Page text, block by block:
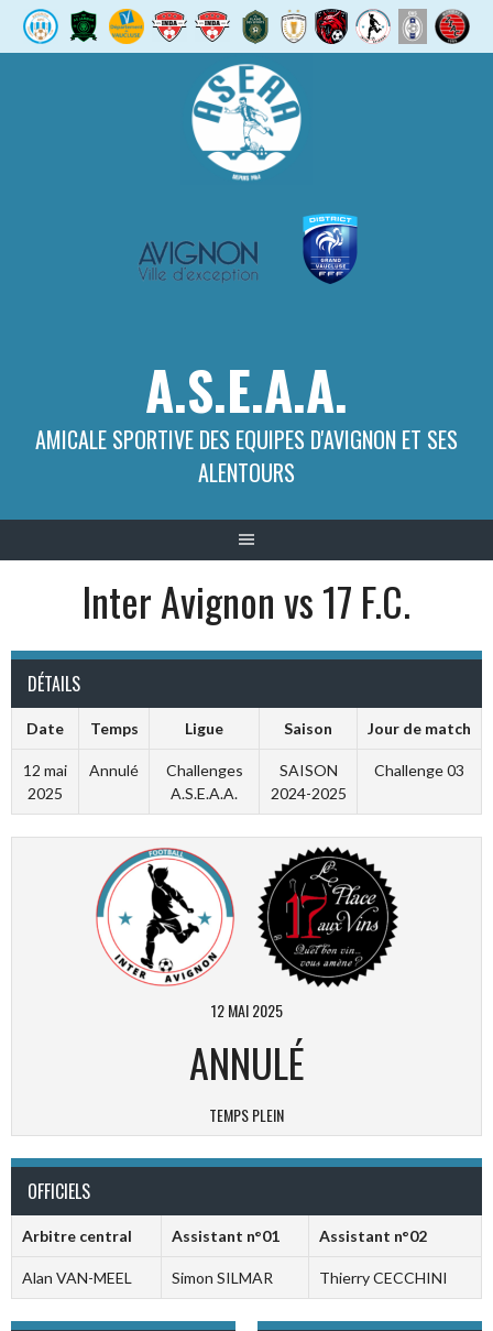
A.S.E.A.A.
AMICALE SPORTIVE DES EQUIPES D'AVIGNON ET SES
ALENTOURS
Inter Avignon vs 17 F.C.
DÉTAILS
Date Temps Ligue Saison Jour de match
12 mai
2025
Annulé
Challenges
A.S.E.A.A.
SAISON
2024-2025
Challenge 03
12 MAI 2025
ANNULÉ
TEMPS PLEIN
OFFICIELS
Arbitre central Assistant n°01 Assistant n°02
Alan VAN-MEEL Simon SILMAR Thierry CECCHINI